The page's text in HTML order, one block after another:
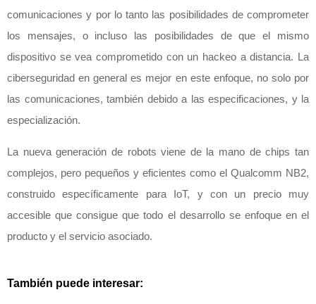
comunicaciones y por lo tanto las posibilidades de comprometer
los mensajes, o incluso las posibilidades de que el mismo
dispositivo se vea comprometido con un hackeo a distancia. La
ciberseguridad en general es mejor en este enfoque, no solo por
las comunicaciones, también debido a las especificaciones, y la
especialización.
La nueva generación de robots viene de la mano de chips tan
complejos, pero pequeños y eficientes como el Qualcomm NB2,
construido específicamente para IoT, y con un precio muy
accesible que consigue que todo el desarrollo se enfoque en el
producto y el servicio asociado.
También puede interesar: